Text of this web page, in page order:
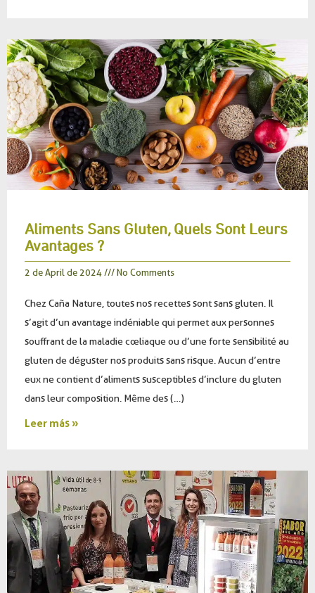
Aliments Sans Gluten, Quels Sont Leurs
Avantages ?
2 de April de 2024 No Comments
Chez Caña Nature, toutes nos recettes sont sans gluten. Il
s’agit d’un avantage indéniable qui permet aux personnes
souffrant de la maladie cœliaque ou d’une forte sensibilité au
gluten de déguster nos produits sans risque. Aucun d’entre
eux ne contient d’aliments susceptibles d’inclure du gluten
dans leur composition. Même des (…)
Leer más »